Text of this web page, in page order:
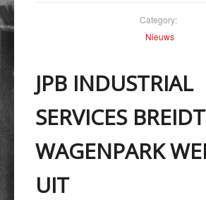
Category:
Nieuws
JPB INDUSTRIAL
SERVICES
WAGENPARK
UIT